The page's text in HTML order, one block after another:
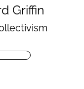
Griffin